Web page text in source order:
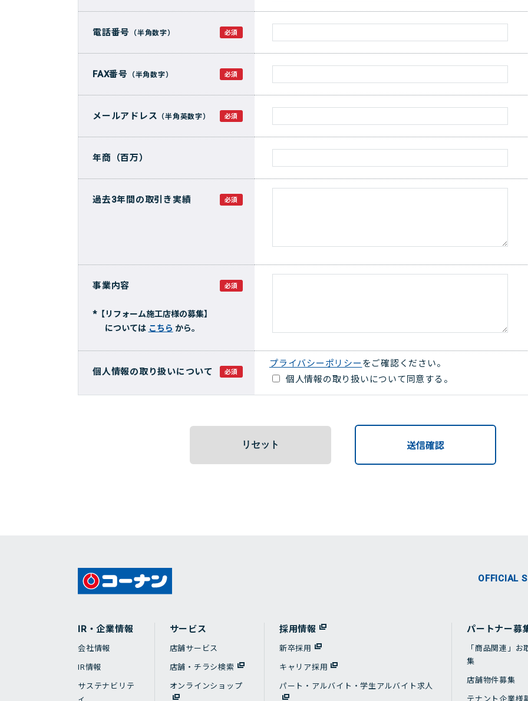
電話番号 （半角数字） 必須
FAX番号 （半角数字） 必須
メールアドレス （半角英数字） 必須
年商（百万）
過去3年間の取引き実績 必須
事業内容 必須
*【リフォーム施工店様の募集】
については こちら から。
個人情報の取り扱いについて 必須
プライバシーポリシー をご確認ください。
個人情報の取り扱いについて同意する。
OFFICIAL
IR・企業情報
会社情報
IR情報
サステナビリテ
ィ
サービス
店舗サービス
店舗・チラシ検索
オンラインショップ
採用情報
新卒採用
キャリア採用
パート・アルバイト・学生アルバイト求人
パートナー募
「商品関連」
集
店舗物件募集
テナント企業様